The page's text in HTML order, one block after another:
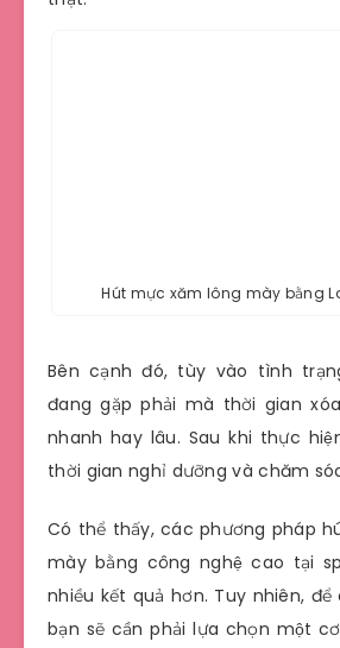
Hút mực xăm lông mày bằng
Bên cạnh đó, tùy vào tình
đang gặp phải mà thời gian
nhanh hay lâu. Sau khi thực
thời gian nghỉ dưỡng và chăm
Có thể thấy, các phương pháp
mày bằng công nghệ cao tại
nhiều kết quả hơn. Tuy nhiên,
bạn sẽ cần phải lựa chọn một